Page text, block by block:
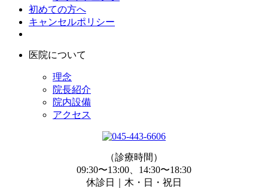
初めての方へ
キャンセルポリシー
医院について
理念
院長紹介
院内設備
アクセス
（診療時間）
09:30〜13:00、14:30〜18:30
休診日｜木・日・祝日